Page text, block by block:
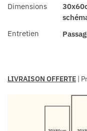
Dimensions
Entretien
LIVRAISON OFFERTE |